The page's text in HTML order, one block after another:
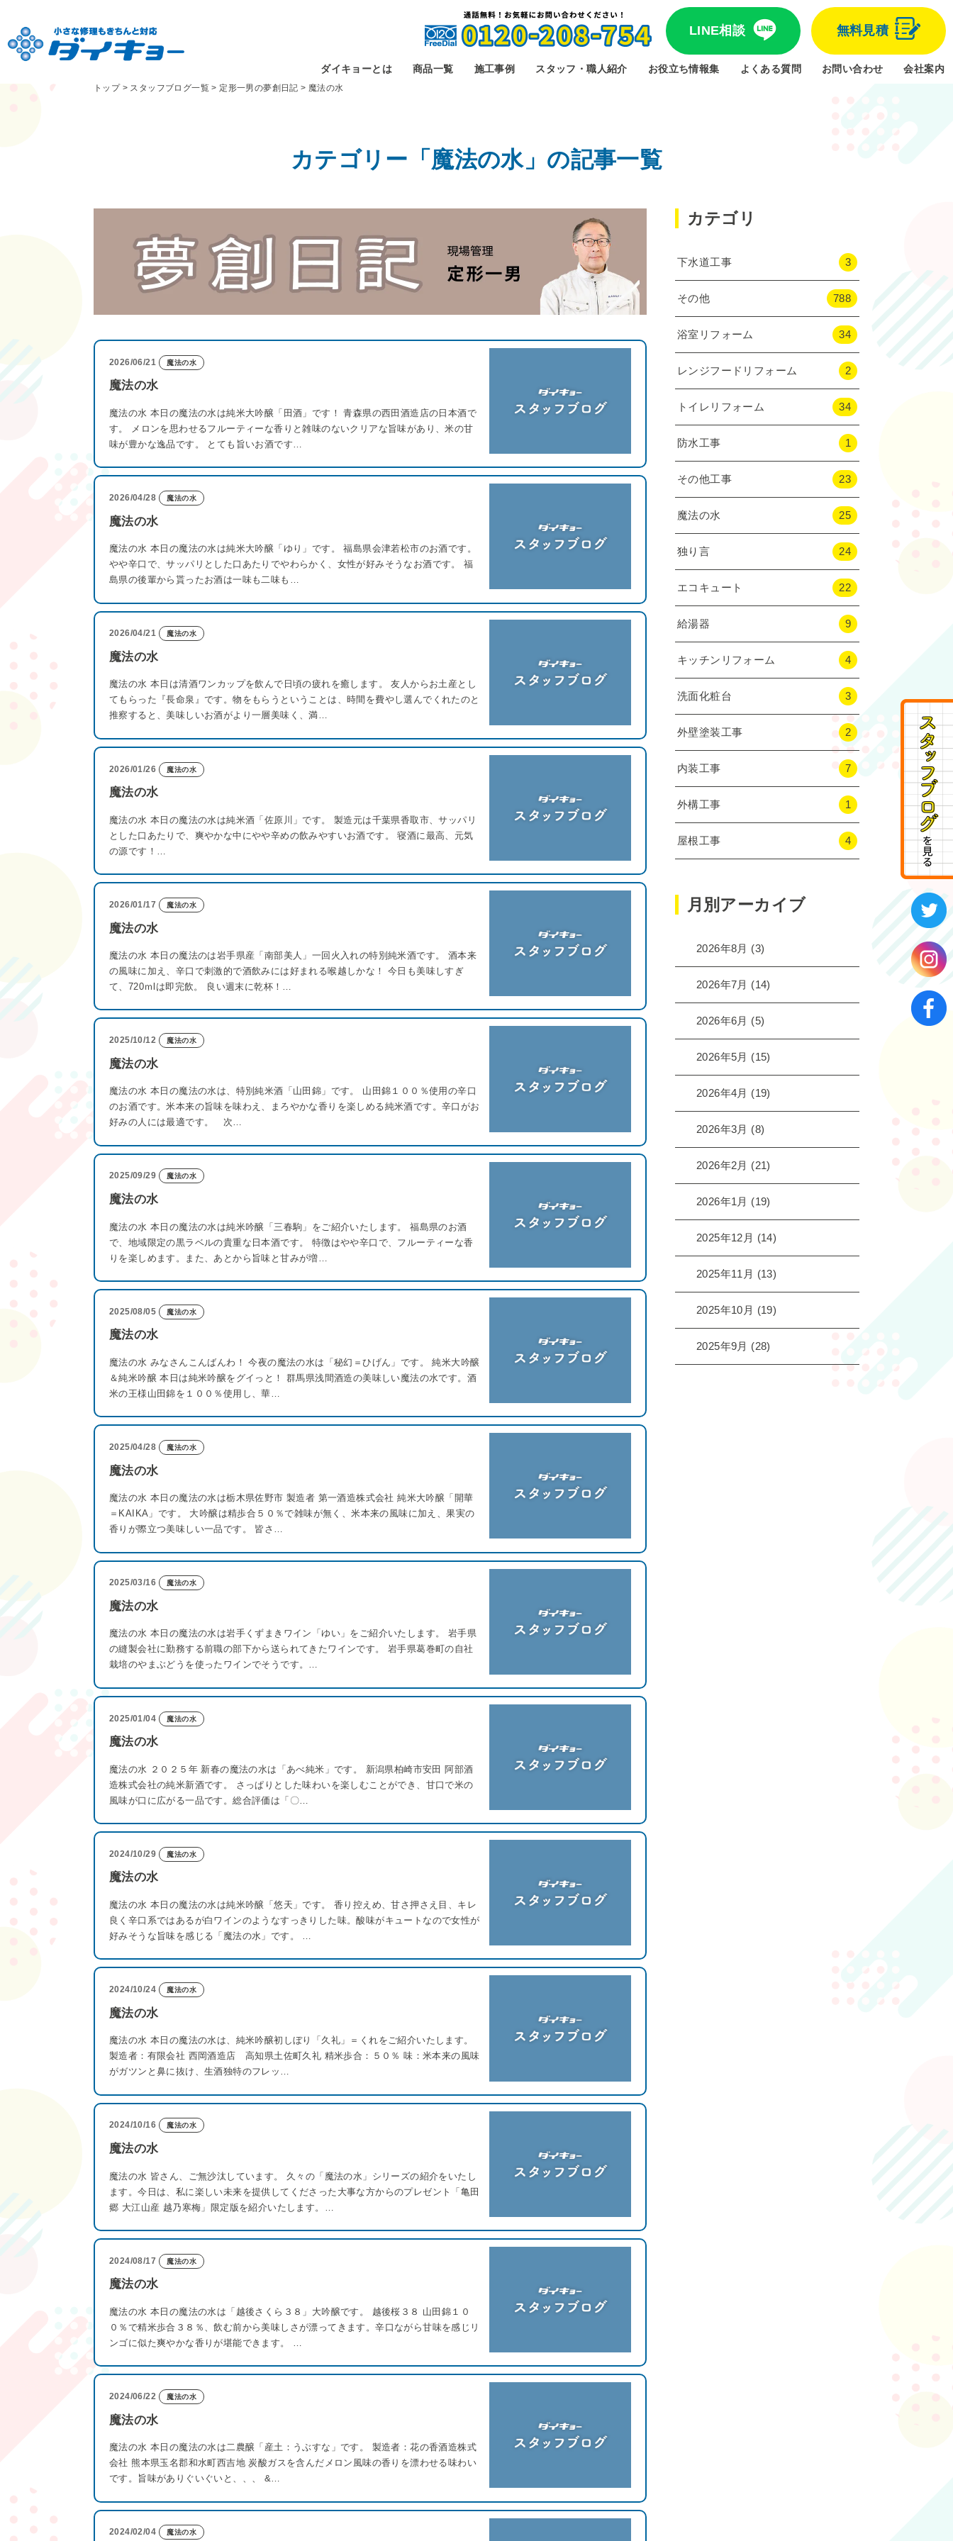
LINE相談 無料見積
ダイキョーとは 商品一覧 施工事例 スタッフ・職人紹介 お役立ち情報集 よくある質問 お問い合わせ 会社案内
トップ> スタッフブログ一覧 > 定形一男の夢創日記 > 魔法の水
カテゴリー「魔法の水」の記事一覧
2026/06/21 魔法の水
魔法の水
魔法の水 本日の魔法の水は純米大吟醸「田酒」です！ 青森県の西田酒造店の日本酒で
す。 メロンを思わせるフルーティーな香りと雑味のないクリアな旨味があり、米の甘
味が豊かな逸品です。 とても旨いお酒です…
2026/04/28 魔法の水
魔法の水
魔法の水 本日の魔法の水は純米大吟醸「ゆり」です。 福島県会津若松市のお酒です。
やや辛口で、サッパリとした口あたりでやわらかく、女性が好みそうなお酒です。 福
島県の後輩から貰ったお酒は一味も二味も…
2026/04/21 魔法の水
魔法の水
魔法の水 本日は清酒ワンカップを飲んで日頃の疲れを癒します。 友人からお土産とし
てもらった『長命泉』です。物をもらうということは、時間を費やし選んでくれたのと
推察すると、美味しいお酒がより一層美味く、満…
2026/01/26 魔法の水
魔法の水
魔法の水 本日の魔法の水は純米酒「佐原川」です。 製造元は千葉県香取市、サッパリ
とした口あたりで、爽やかな中にやや辛めの飲みやすいお酒です。 寝酒に最高、元気
の源です！…
2026/01/17 魔法の水
魔法の水
魔法の水 本日の魔法のは岩手県産「南部美人」一回火入れの特別純米酒です。 酒本来
の風味に加え、辛口で刺激的で酒飲みには好まれる喉越しかな！ 今日も美味しすぎ
て、720ｍlは即完飲。 良い週末に乾杯！…
2025/10/12 魔法の水
魔法の水
魔法の水 本日の魔法の水は、特別純米酒「山田錦」です。 山田錦１００％使用の辛口
のお酒です。米本来の旨味を味わえ、まろやかな香りを楽しめる純米酒です。辛口がお
好みの人には最適です。 次…
2025/09/29 魔法の水
魔法の水
魔法の水 本日の魔法の水は純米吟醸「三春駒」をご紹介いたします。 福島県のお酒
で、地域限定の黒ラベルの貴重な日本酒です。 特徴はやや辛口で、フルーティーな香
りを楽しめます。また、あとから旨味と甘みが増…
2025/08/05 魔法の水
魔法の水
魔法の水 みなさんこんばんわ！ 今夜の魔法の水は「秘幻＝ひげん」です。 純米大吟醸
＆純米吟醸 本日は純米吟醸をグイっと！ 群馬県浅間酒造の美味しい魔法の水です。酒
米の王様山田錦を１００％使用し、華…
2025/04/28 魔法の水
魔法の水
魔法の水 本日の魔法の水は栃木県佐野市 製造者 第一酒造株式会社 純米大吟醸「開華
＝KAIKA」です。 大吟醸は精歩合５０％で雑味が無く、米本来の風味に加え、果実の
香りが際立つ美味しい一品です。 皆さ…
2025/03/16 魔法の水
魔法の水
魔法の水 本日の魔法の水は岩手くずまきワイン「ゆい」をご紹介いたします。 岩手県
の縫製会社に勤務する前職の部下から送られてきたワインです。 岩手県葛巻町の自社
栽培のやまぶどうを使ったワインでそうです。…
2025/01/04 魔法の水
魔法の水
魔法の水 ２０２５年 新春の魔法の水は「あべ純米」です。 新潟県柏崎市安田 阿部酒
造株式会社の純米新酒です。 さっぱりとした味わいを楽しむことができ、甘口で米の
風味が口に広がる一品です。総合評価は「〇…
2024/10/29 魔法の水
魔法の水
魔法の水 本日の魔法の水は純米吟醸「悠天」です。 香り控えめ、甘さ押さえ目、キレ
良く辛口系ではあるが白ワインのようなすっきりした味。酸味がキュートなので女性が
好みそうな旨味を感じる「魔法の水」です。 …
2024/10/24 魔法の水
魔法の水
魔法の水 本日の魔法の水は、純米吟醸初しぼり「久礼」＝くれをご紹介いたします。
製造者：有限会社 西岡酒造店 高知県土佐町久礼 精米歩合：５０％ 味：米本来の風味
がガツンと鼻に抜け、生酒独特のフレッ…
2024/10/16 魔法の水
魔法の水
魔法の水 皆さん、ご無沙汰しています。 久々の「魔法の水」シリーズの紹介をいたし
ます。今日は、私に楽しい未来を提供してくださった大事な方からのプレゼント「亀田
郷 大江山産 越乃寒梅」限定版を紹介いたします。…
2024/08/17 魔法の水
魔法の水
魔法の水 本日の魔法の水は「越後さくら３８」大吟醸です。 越後桜３８ 山田錦１０
０％で精米歩合３８％、飲む前から美味しさが漂ってきます。辛口ながら甘味を感じリ
ンゴに似た爽やかな香りが堪能できます。 …
2024/06/22 魔法の水
魔法の水
魔法の水 本日の魔法の水は二農醸「産土：うぶすな」です。 製造者：花の香酒造株式
会社 熊本県玉名郡和水町西吉地 炭酸ガスを含んだメロン風味の香りを漂わせる味わい
です。旨味がありぐいぐいと、、、 &…
2024/02/04 魔法の水
カテゴリ
下水道工事 3
その他 788
浴室リフォーム 34
レンジフードリフォーム 2
トイレリフォーム 34
防水工事 1
その他工事 23
魔法の水 25
独り言 24
エコキュート 22
給湯器 9
キッチンリフォーム 4
洗面化粧台 3
外壁塗装工事 2
内装工事 7
外構工事 1
屋根工事 4
月別アーカイブ
2026年8月 (3)
2026年7月 (14)
2026年6月 (5)
2026年5月 (15)
2026年4月 (19)
2026年3月 (8)
2026年2月 (21)
2026年1月 (19)
2025年12月 (14)
2025年11月 (13)
2025年10月 (19)
2025年9月 (28)